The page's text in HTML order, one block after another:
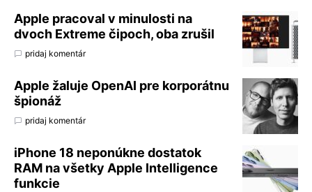
Apple pracoval v minulosti na
dvoch Extreme čipoch, oba zrušil
pridaj komentár
Apple žaluje OpenAI pre korporátnu
špionáž
pridaj komentár
iPhone 18 neponúkne dostatok
RAM na všetky Apple Intelligence
funkcie